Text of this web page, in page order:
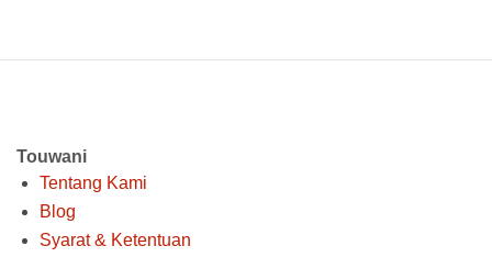
Touwani
Tentang Kami
Blog
Syarat & Ketentuan